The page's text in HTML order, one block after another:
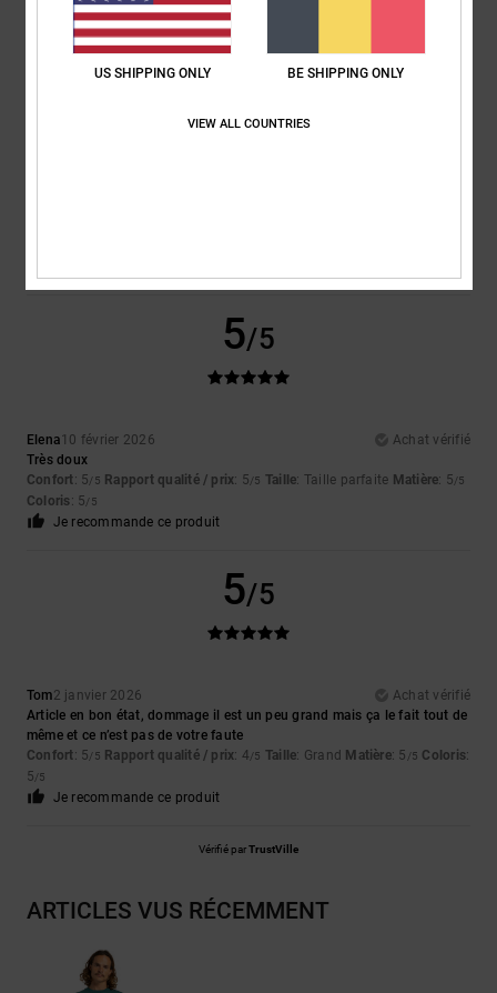
Confort
5.0
5/5
Elena10 février 2026
Achat vérifié
Très doux
Confort: 5/5 Rapport qualité / prix: 5/5 Taille: Taille parfaite Matière: 5/5
Coloris: 5/5
Je recommande ce produit
5/5
Tom2 janvier 2026
Achat vérifié
Article en bon état, dommage il est un peu grand mais ça le fait tout de
même et ce n’est pas de votre faute
Confort: 5/5 Rapport qualité / prix: 4/5 Taille: Grand Matière: 5 /5 Coloris:
5/5
Je recommande ce produit
Vérifié parTrustVille
ARTICLES VUS RÉCEMMENT
US SHIPPING ONLY BE SHIPPING ONLY
VIEW ALL COUNTRIES